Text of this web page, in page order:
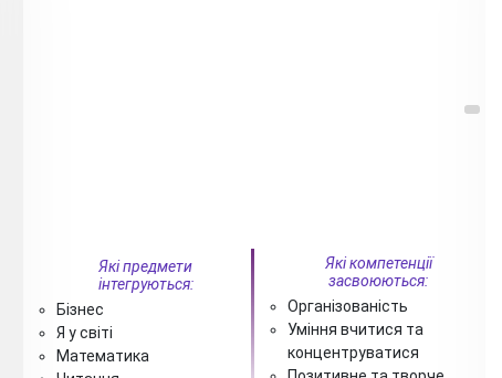
Які предмети
інтегруються:
Бізнес
Я у світі
Математика
Які компетенції
засвоюються:
Організованість
Уміння вчитися та
концентруватися